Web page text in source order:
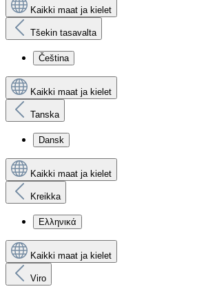
Kaikki maat ja kielet
Tšekin tasavalta
Čeština
Kaikki maat ja kielet
Tanska
Dansk
Kaikki maat ja kielet
Kreikka
Ελληνικά
Kaikki maat ja kielet
Viro